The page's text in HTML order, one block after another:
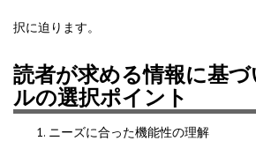
択に迫ります。
読者が求める情報に基
ルの選択ポイント
ニーズに合った機能性の理解